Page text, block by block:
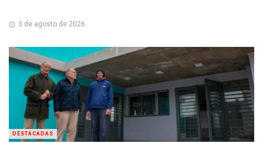
3 de agosto de 2026
DESTACADAS